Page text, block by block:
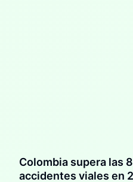
Colombia supera las
accidentes viales en